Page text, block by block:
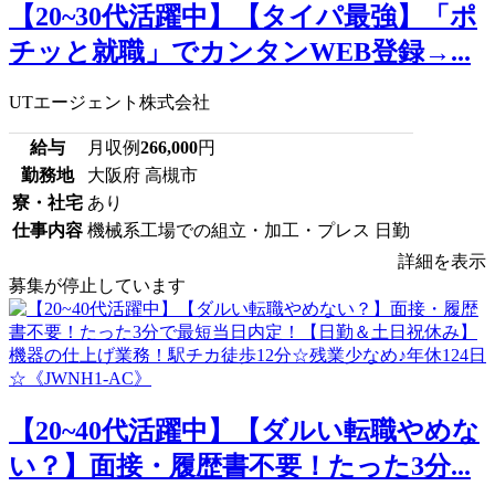
【20~30代活躍中】【タイパ最強】「ポ
チッと就職」でカンタンWEB登録→...
UTエージェント株式会社
給与 月収例266,000円
勤務地
大阪府 高槻市
寮・社宅 あり
仕事内容 機械系工場での組立・加工・プレス 日勤
詳細を表示
募集が停止しています
【20~40代活躍中】【ダルい転職やめな
い？】面接・履歴書不要！たった3分...